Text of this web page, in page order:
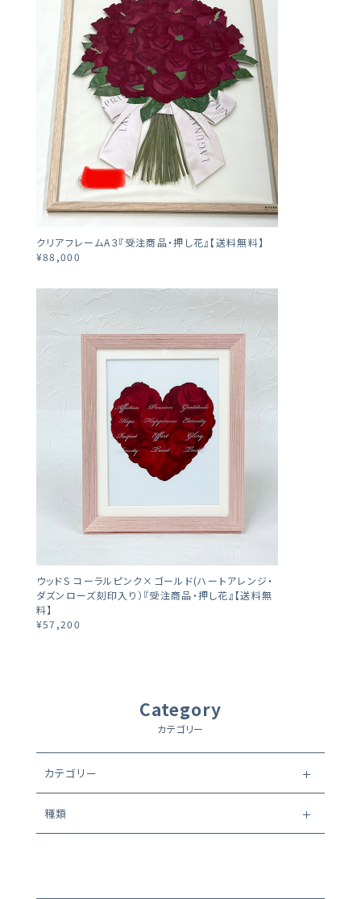
クリアフレームA３『受注商品・押し花』【送料無料】
¥88,000
ウッドS コーラルピンク×ゴールド(ハートアレンジ・
ダズンローズ刻印入り）『受注商品・押し花』【送料無
料】
¥57,200
Category
カテゴリー
カテゴリー
種類